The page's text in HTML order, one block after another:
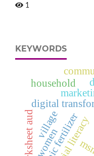
1
KEYWORDS
digital
worksheet aud women
household
village